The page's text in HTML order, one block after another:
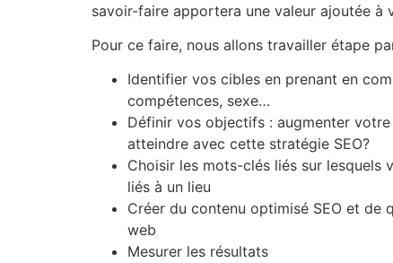
savoir-faire apportera une valeur ajoutée à
Pour ce faire, nous allons travailler étape
Identifier vos cibles en prenant en
compétences, sexe…
Définir vos objectifs : augmenter
atteindre avec cette stratégie SEO?
Choisir les mots-clés liés sur lesquels
liés à un lieu
Créer du contenu optimisé SEO et
web
Mesurer les résultats